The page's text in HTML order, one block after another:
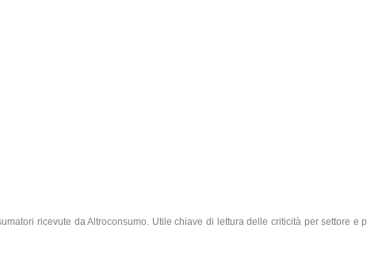
ricevute da Altroconsumo. Utile chiave di lettura delle criticità per settore